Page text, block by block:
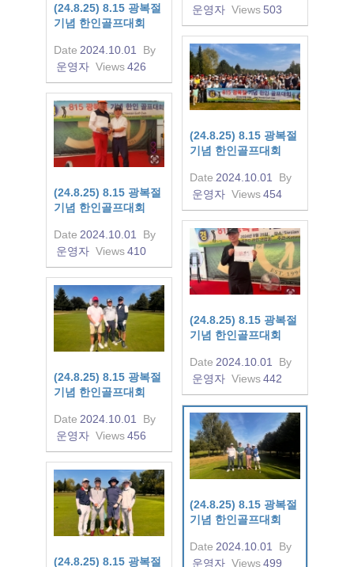
운영자 Views 503
(24.8.25) 8.15 광복절
기념 한인골프대회
Date 2024.10.01
By
운영자 Views426
(24.8.25) 8.15 광복절
기념 한인골프대회
Date 2024.10.01
By
운영자 Views454
(24.8.25) 8.15 광복절
기념 한인골프대회
Date 2024.10.01
By
운영자 Views410
(24.8.25) 8.15 광복절
기념 한인골프대회
Date 2024.10.01
By
운영자 Views442
(24.8.25) 8.15 광복절
기념 한인골프대회
Date 2024.10.01
By
운영자 Views456
(24.8.25) 8.15 광복절
기념 한인골프대회
Date 2024.10.01
By
운영자 Views499
(24.8.25) 8.15 광복절